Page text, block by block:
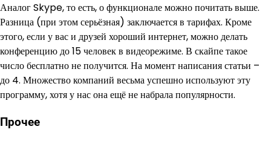
Аналог Skype, то есть, о функционале можно почитать выше.
Разница (при этом серьёзная) заключается в тарифах. Кроме
этого, если у вас и друзей хороший интернет, можно делать
конференцию до 15 человек в видеорежиме. В скайпе такое
число бесплатно не получится. На момент написания статьи –
до 4. Множество компаний весьма успешно используют эту
программу, хотя у нас она ещё не набрала популярности.
Прочее